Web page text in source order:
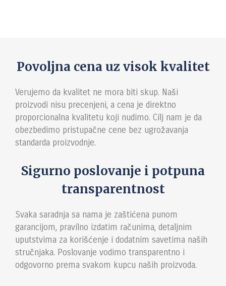
Povoljna cena uz visok kvalitet
Verujemo da kvalitet ne mora biti skup. Naši
proizvodi nisu precenjeni, a cena je direktno
proporcionalna kvalitetu koji nudimo. Cilj nam je da
obezbedimo pristupačne cene bez ugrožavanja
standarda proizvodnje.
Sigurno poslovanje i potpuna
transparentnost
Svaka saradnja sa nama je zaštićena punom
garancijom, pravilno izdatim računima, detaljnim
uputstvima za korišćenje i dodatnim savetima naših
stručnjaka. Poslovanje vodimo transparentno i
odgovorno prema svakom kupcu naših proizvoda.